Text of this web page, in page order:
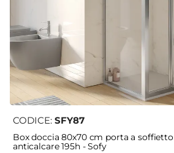
CODICE: SFY87
Box doccia 80x70 cm porta a
anticalcare 195h - Sofy